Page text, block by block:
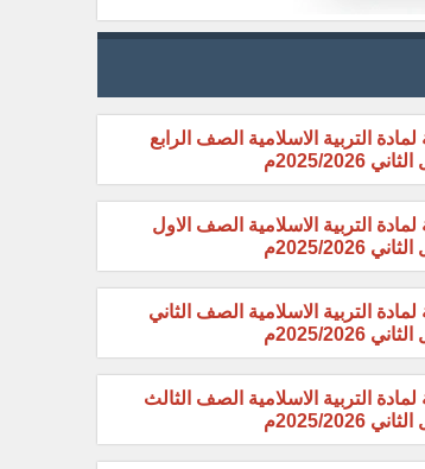
التربية الاسلامية الصف الرابع
2026م
لمادة التربية الاسلامية الصف الاول
2026م
التربية الاسلامية الصف الثاني
2026م
لمادة التربية الاسلامية الصف الثالث
2026م